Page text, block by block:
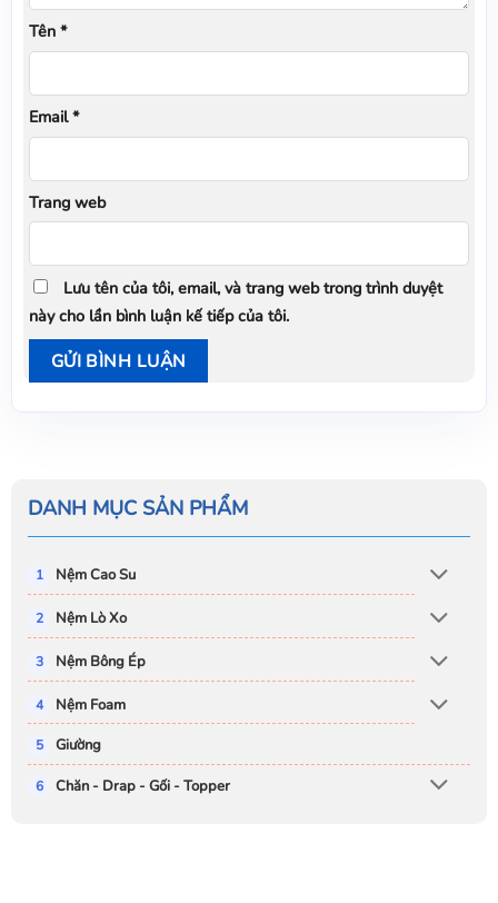
DANH MỤC SẢN PHẨM
Nệm Cao Su
Nệm Lò Xo
Nệm Bông Ép
Nệm Foam
Giường
Chăn - Drap - Gối - Topper
Tên *
Email*
Trang web
Lưu tên của tôi, email, và trang web trong trình duyệt
này cho lần bình luận kế tiếp của tôi.